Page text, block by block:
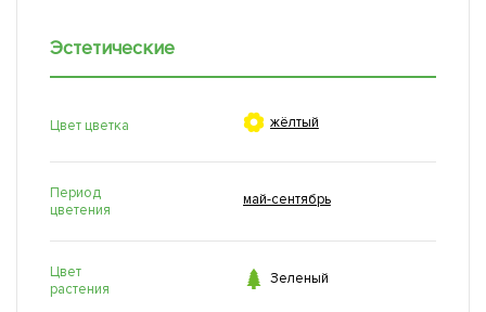
Эстетические
Цвет цветка  жёлтый
Период
цветения
май-сентябрь
Цвет
растения
 Зеленый